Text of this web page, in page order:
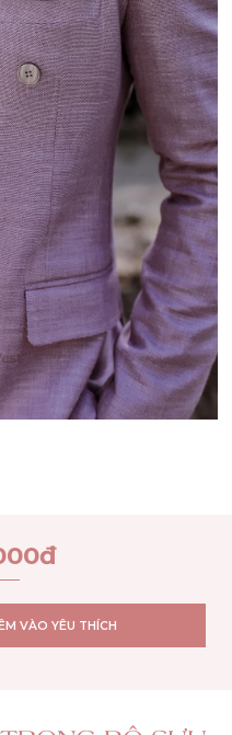
đ
VÀO YÊU THÍCH